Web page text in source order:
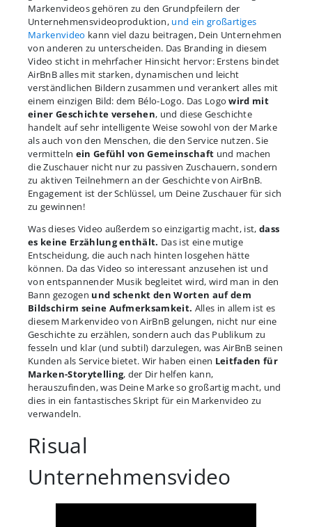
Markenvideos gehören zu den Grundpfeilern der
Unternehmensvideoproduktion, und ein großartiges
Markenvideo kann viel dazu beitragen, Dein Unternehmen
von anderen zu unterscheiden. Das Branding in diesem
Video sticht in mehrfacher Hinsicht hervor: Erstens bindet
AirBnB alles mit starken, dynamischen und leicht
verständlichen Bildern zusammen und verankert alles mit
einem einzigen Bild: dem Bélo-Logo. Das Logowird mit
einer Geschichte versehen, und diese Geschichte
handelt auf sehr intelligente Weise sowohl von der Marke
als auch von den Menschen, die den Service nutzen. Sie
vermitteln ein Gefühl von Gemeinschaft und machen
die Zuschauer nicht nur zu passiven Zuschauern, sondern
zu aktiven Teilnehmern an der Geschichte von AirBnB.
Engagement ist der Schlüssel, um Deine Zuschauer für sich
zu gewinnen!
Was dieses Video außerdem so einzigartig macht, ist, dass
es keine Erzählung enthält. Das ist eine mutige
Entscheidung, die auch nach hinten losgehen hätte
können. Da das Video so interessant anzusehen ist und
von entspannender Musik begleitet wird, wird man in den
Bann gezogen und schenkt den Worten auf dem
Bildschirm seine Aufmerksamkeit. Alles in allem ist es
diesem Markenvideo von AirBnB gelungen, nicht nur eine
Geschichte zu erzählen, sondern auch das Publikum zu
fesseln und klar (und subtil) darzulegen, was AirBnB seinen
Kunden als Service bietet. Wir haben einen Leitfaden für
Marken-Storytelling, der Dir helfen kann,
herauszufinden, was Deine Marke so großartig macht, und
dies in ein fantastisches Skript für ein Markenvideo zu
verwandeln.
Risual
Unternehmensvideo